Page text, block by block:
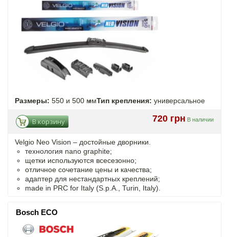
Размеры: 550 и 500 ммТип крепления: универсальное
720 грн В наличии
В корзину
Velgio Neo Vision – достойные дворники.
технология nano graphite;
щетки используются всесезонно;
отличное сочетание цены и качества;
адаптер для нестандартных креплений;
made in PRC for Italy (S.p.A., Turin, Italy).
Bosch ECO